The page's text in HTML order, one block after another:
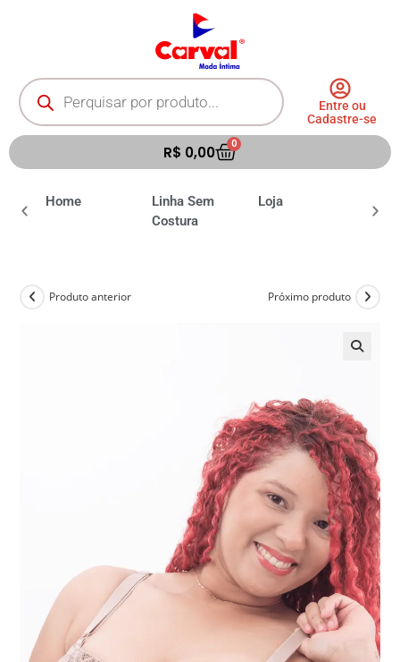
Entre ou
Cadastre-se
R$ 0,00 0
Home
Linha Sem
Costura
Loja
Produto anterior Próximo produto